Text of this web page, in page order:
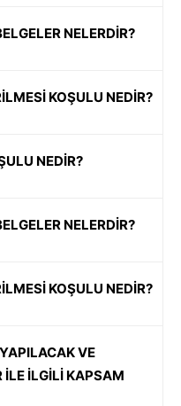
NELERDİR?
KOŞULU NEDİR?
NEDİR?
NELERDİR?
KOŞULU NEDİR?
VE
İLE İLGİLİ KAPSAM